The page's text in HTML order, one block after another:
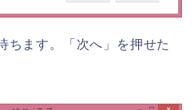
ます。「次へ」を押せた